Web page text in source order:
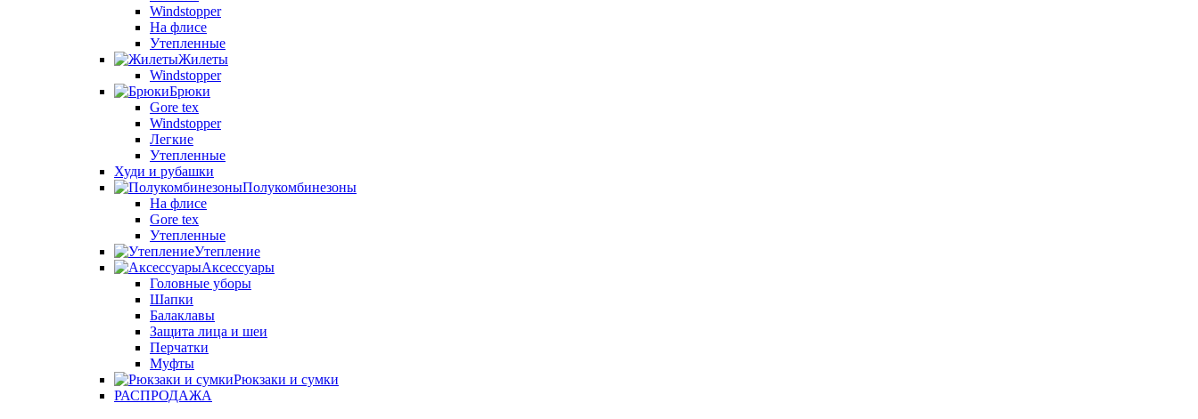
Windstopper
На флисе
Утепленные
Жилеты
Windstopper
Брюки
Gore tex
Windstopper
Легкие
Утепленные
Худи и рубашки
Полукомбинезоны
На флисе
Gore tex
Утепленные
Утепление
Аксессуары
Головные уборы
Шапки
Балаклавы
Защита лица и шеи
Перчатки
Муфты
Рюкзаки и сумки
РАСПРОДАЖА